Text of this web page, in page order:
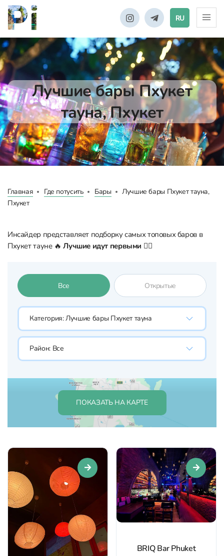
RU
Лучшие бары Пхукет
тауна, Пхукет
Главная Где потусить Бары
Лучшие бары Пхукет тауна,
Пхукет
Инсайдер представляет подборку самых топовых баров в
Пхукет тауне 🔥Лучшие идут первыми 👇🏼
Все Открытые
Категория:Лучшие бары Пхукет тауна
Район: Все
ПОКАЗАТЬ НА КАРТЕ
BRIQ Bar Phuket